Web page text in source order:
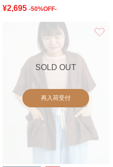
¥2,695 -50%OFF-
SOLD OUT
再入荷受付